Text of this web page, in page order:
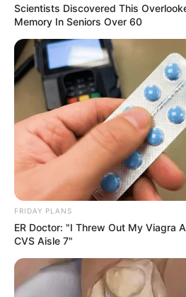
Scientists Discovered This
Memory In Seniors Over 60
FRIDAY PLANS
ER Doctor: "I Threw Out My Viagra
CVS Aisle 7"